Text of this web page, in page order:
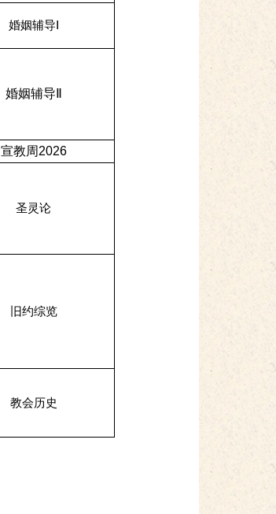
婚姻辅导Ⅰ
婚姻辅导Ⅱ
宣教周2026
圣灵论
旧约综览
教会历史